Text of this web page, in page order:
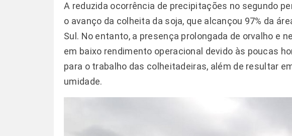
A reduzida ocorrência de precipitações no segundo
o avanço da colheita da soja, que alcançou 97% da
Sul. No entanto, a presença prolongada de orvalho e
em baixo rendimento operacional devido às poucas
para o trabalho das colheitadeiras, além de resultar
umidade.